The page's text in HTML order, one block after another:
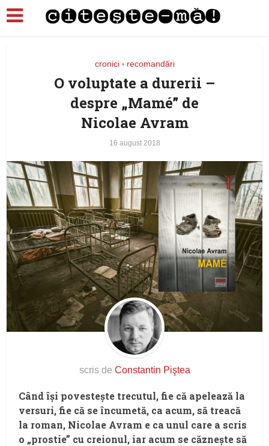
cronici • recomandări
O voluptate a durerii –
despre „Mamé” de
Nicolae Avram
16 august 2018
scris de Constantin Piştea
Când îşi povesteşte trecutul, fie că apelează la
versuri, fie că se încumetă, ca acum, să treacă
la roman, Nicolae Avram e ca unul care a scris
o „prostie” cu creionul, iar acum se căzneşte să